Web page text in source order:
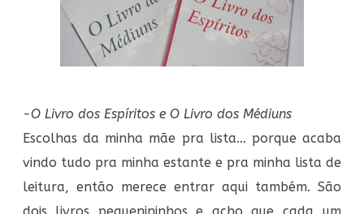
-O Livro dos Espíritos e O Livro dos Médiuns
Escolhas da minha mãe pra lista… porque acaba
vindo tudo pra minha estante e pra minha lista de
leitura, então merece entrar aqui também. São
dois livros pequenininhos e acho que cada um